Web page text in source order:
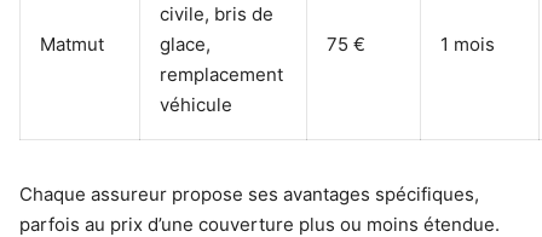
Matmut
civile, bris de
glace,
remplacement
véhicule
75 € 1 mois
Chaque assureur propose ses avantages spécifiques,
parfois au prix d’une couverture plus ou moins étendue.